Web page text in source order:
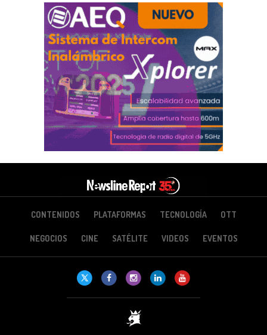
CONTENIDOS PLATAFORMAS TECNOLOGÍA OTT
NEGOCIOS CINE SATÉLITE VIDEOS EVENTOS